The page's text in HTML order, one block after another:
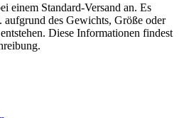
einem Standard-Versand an. Es
des Gewichts, Größe oder
Diese Informationen findest